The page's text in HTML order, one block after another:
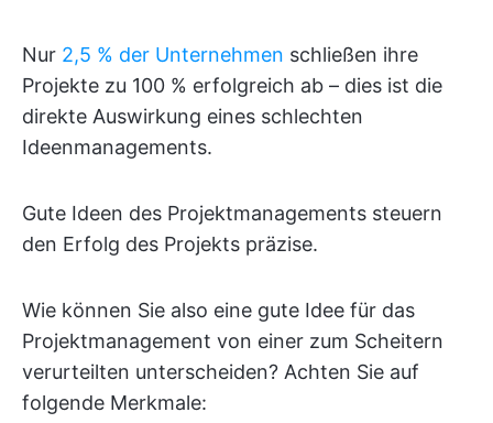
Nur 2,5 % der Unternehmen schließen ihre
Projekte zu 100 % erfolgreich ab – dies ist die
direkte Auswirkung eines schlechten
Ideenmanagements.
Gute Ideen des Projektmanagements steuern
den Erfolg des Projekts präzise.
Wie können Sie also eine gute Idee für das
Projektmanagement von einer zum Scheitern
verurteilten unterscheiden? Achten Sie auf
folgende Merkmale: